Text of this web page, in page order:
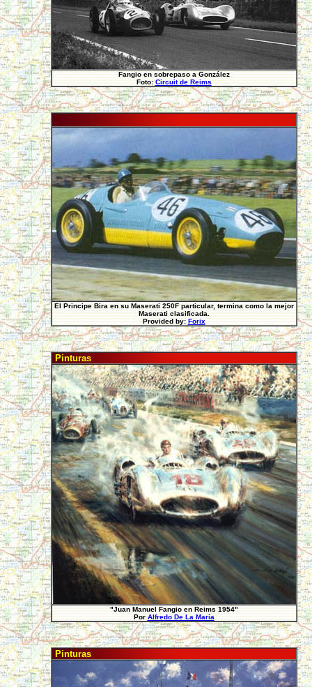
Fangio en sobrepaso a González
Foto: Circuit de Reims
El Principe Bira en su Maserati 250F particular, termina como la mejor
Maserati clasificada.
Provided by: Forix
Pinturas
"Juan Manuel Fangio en Reims 1954"
Por Alfredo De La María
Pinturas